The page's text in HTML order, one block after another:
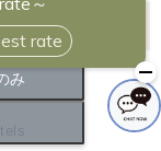
テル
み